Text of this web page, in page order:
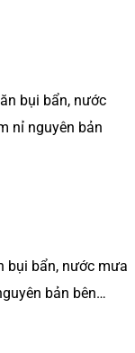
bụi bẩn, nước
nỉ nguyên bản
bụi bẩn, nước mưa
bản bên…